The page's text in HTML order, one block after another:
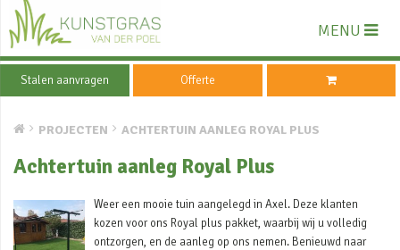
MENU
Stalen aanvragen Offerte
PROJECTEN ACHTERTUIN AANLEG ROYAL PLUS
Achtertuin aanleg Royal Plus
Weer een mooie tuin aangelegd in Axel. Deze klanten
kozen voor ons Royal plus pakket, waarbij wij u volledig
ontzorgen, en de aanleg op ons nemen. Benieuwd naar